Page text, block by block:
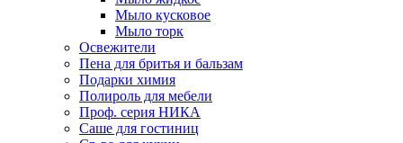
Мыло кусковое
Мыло торк
Освежители
Пена для бритья и бальзам
Подарки химия
Полироль для мебели
Проф. серия НИКА
Саше для гостиниц